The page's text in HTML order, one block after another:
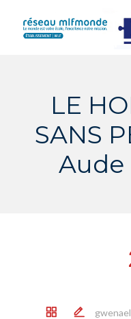
content
LE
SANS
Aude